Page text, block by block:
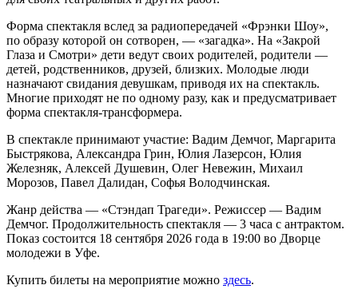
Форма спектакля вслед за радиопередачей «Фрэнки Шоу»,
по образу которой он сотворен, — «загадка». На «Закрой
Глаза и Смотри» дети ведут своих родителей, родители —
детей, родственников, друзей, близких. Молодые люди
назначают свидания девушкам, приводя их на спектакль.
Многие приходят не по одному разу, как и предусматривает
форма спектакля-трансформера.
В спектакле принимают участие: Вадим Демчог, Маргарита
Быстрякова, Александра Грин, Юлия Лазерсон, Юлия
Железняк, Алексей Душевин, Олег Невежин, Михаил
Морозов, Павел Далидан, Софья Володчинская.
Жанр действа — «Стэндап Трагеди». Режиссер — Вадим
Демчог. Продолжительность спектакля — 3 часа с антрактом.
Показ состоится 18 сентября 2026 года в 19:00 во Дворце
молодежи в Уфе.
Купить билеты на мероприятие можно здесь.